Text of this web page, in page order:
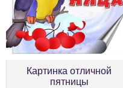
Картинка отличной
пятницы